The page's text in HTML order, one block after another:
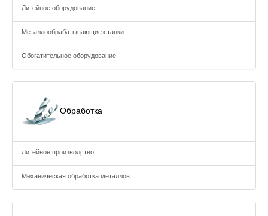
Литейное оборудование
Металлообрабатывающие станки
Обогатительное оборудование
Обработка
Литейное производство
Механическая обработка металлов